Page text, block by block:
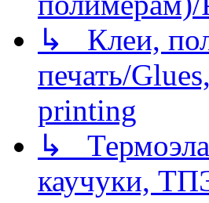
↳ Клеи,
печать/
printing
↳
каучуки,